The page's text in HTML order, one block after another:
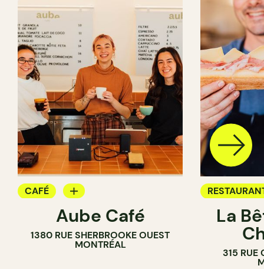
CAFÉ
PÂTISSERIE
BOULANGERIE
Aube Café
1380 RUE SHERBROOKE OUEST
MONTRÉAL
CAFÉ
PÂTISSERIE
La
315 RUE